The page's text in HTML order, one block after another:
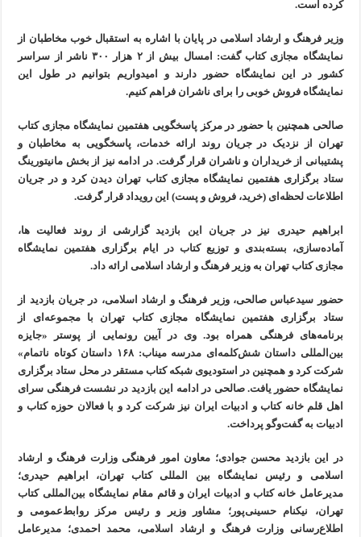
کرده است.
وزیر فرهنگ و ارشاد اسلامی در پایان با اشاره به استقبال خوب مخاطبان از
نمایشگاه مجازی کتاب گفت: امسال بیش از ۲ هزار ۳۰۰ ناشر از سراسر
کشور در این نمایشگاه حضور دارند و امیدواریم بتوانیم در طول این
نمایشگاه فروش خوبی را برای ناشران فراهم کنیم.
صالحی همچنین با حضور در مرکز پاسخگویی هفتمین نمایشگاه مجازی کتاب
تهران از نزدیک در جریان روند ارائه خدمات، پاسخگویی به مخاطبان و
پشتیبانی از خریداران و ناشران قرار گرفت. در ادامه نیز از بخش مانیتورینگ
ستاد برگزاری هفتمین نمایشگاه مجازی کتاب تهران دیدن کرد و در جریان
اطلاعات لحظه‌ای (خرید، فروش و پست) این رویداد قرار گرفت.
ابراهیم حیدری نیز در جریان این بازدید گزارشی از روند فعالیت ها،
آماده‌سازی، بسته‌بندی و توزیع کتاب در ایام برگزاری هفتمین نمایشگاه
مجازی کتاب تهران به وزیر فرهنگ و ارشاد اسلامی ارائه داد.
حضور سیدعباس صالحی، وزیر فرهنگ و ارشاد اسلامی، در جریان بازدید از
ستاد برگزاری هفتمین نمایشگاه مجازی کتاب تهران با مجموعه‌ای از
برنامه‌های فرهنگی همراه بود. وی در آیین رونمایی از پوستر «جایزه
بین‌المللی داستان شش‌کلمه‌ای مدرسه میناب: ۱۶۸ داستان کوتاه ناتمام»
شرکت کرد و همچنین در استودیوی شبکه کتاب مستقر در محل ستاد برگزاری
نمایشگاه حضور یافت. صالحی در ادامه این بازدید در نشست فرهنگی سرای
اهل قلم خانه کتاب و ادبیات ایران نیز شرکت کرد و با فعالان حوزه کتاب و
ادبیات به گفت‌وگو پرداخت.
در این بازدید محسن جوادی؛‌ معاون امور فرهنگی وزارت فرهنگ و ارشاد
اسلامی و رئیس نمایشگاه بین المللی کتاب تهران، ابراهیم حیدری؛
مدیرعامل خانه کتاب و ادبیات ایران و قائم مقام نمایشگاه بین‌المللی کتاب
تهران، نیکنام حسینی‌پور؛ مشاور وزیر و رئیس مرکز روابط‌عمومی و
اطلاع‌رسانی وزارت فرهنگ و ارشاد اسلامی، محمد احمدی؛ مدیرعامل